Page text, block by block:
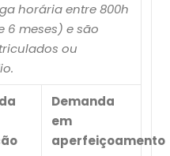
horária entre 800h
6 meses) e são
ou
Demanda
em
aperfeiçoamento